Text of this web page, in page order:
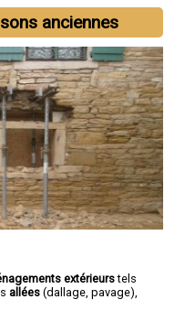
anciennes
extérieurstels
allées (dallage, pavage),